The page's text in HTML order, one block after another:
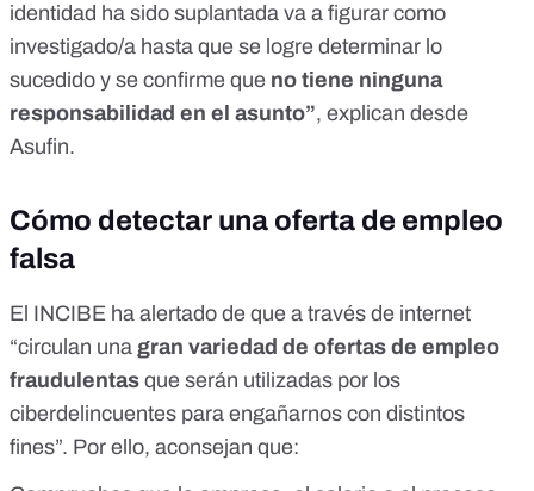
identidad ha sido suplantada va a figurar como
investigado/a hasta que se logre determinar lo
sucedido y se confirme que no tiene ninguna
responsabilidad en el asunto”, explican desde
Asufin.
Cómo detectar una oferta de empleo
falsa
El INCIBE ha alertado de que a través de internet
“circulan una gran variedad de ofertas de empleo
fraudulentas que serán utilizadas por los
ciberdelincuentes para engañarnos con distintos
fines”. Por ello, aconsejan que: